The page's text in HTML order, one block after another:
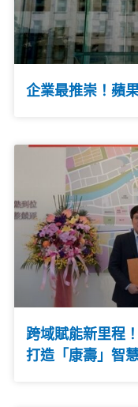
企業最推崇！蘋
跨域賦能新里程
打造「康壽」智